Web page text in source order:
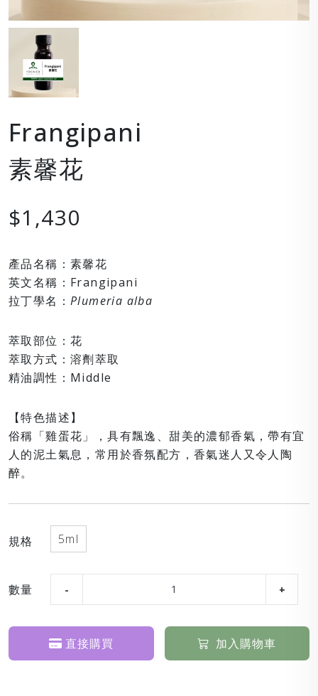
Frangipani
素馨花
$1,430
產品名稱：素馨花
英文名稱：Frangipani
拉丁學名： Plumeria alba
萃取部位：花
萃取方式：溶劑萃取
精油調性：Middle
【特色描述】
俗稱「雞蛋花」，具有飄逸、甜美的濃郁香氣，帶有宜
人的泥土氣息，常用於香氛配方，香氣迷人又令人陶
醉。
規格 5ml
數量
直接購買 加入購物車